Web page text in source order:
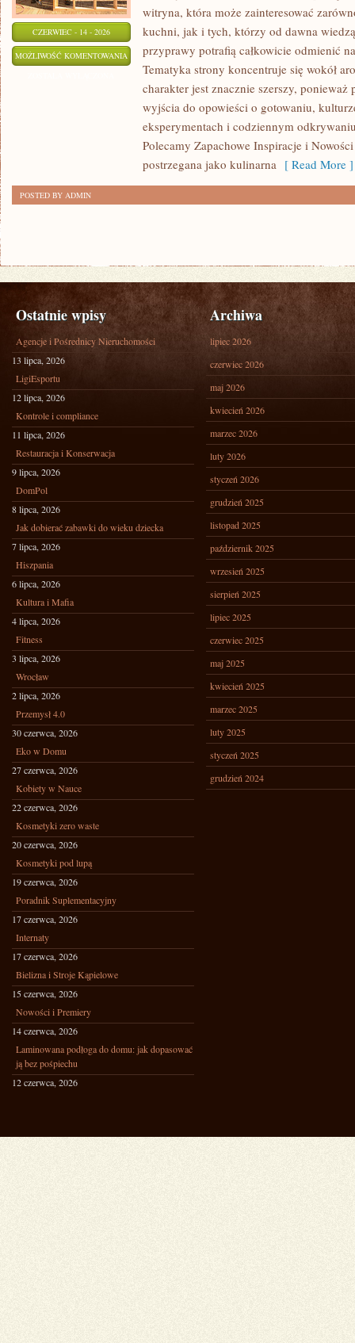
CZERWIEC - 14 - 2026
MOŻLIWOŚĆ KOMENTOWANIA NOWOŚCI
PREMIERY
witryna, która może zainteresować
kuchni, jak i tych, którzy od dawna
przyprawy potrafią całkowicie odmienić
Tematyka strony koncentruje się wokół
charakter jest znacznie szerszy,
wyjścia do opowieści o gotowaniu,
eksperymentach i codziennym
Polecamy Zapachowe Inspiracje i
postrzegana jako kulinarna [ Read More ]
POSTED BY ADMIN
Ostatnie wpisy
Agencje i Pośrednicy Nieruchomości
13 lipca, 2026
LigiEsportu
12 lipca, 2026
Kontrole i compliance
11 lipca, 2026
Restauracja i Konserwacja
9 lipca, 2026
DomPol
8 lipca, 2026
Jak dobierać zabawki do wieku dziecka
7 lipca, 2026
Hiszpania
6 lipca, 2026
Kultura i Mafia
4 lipca, 2026
Fitness
3 lipca, 2026
Wrocław
2 lipca, 2026
Przemysł 4.0
30 czerwca, 2026
Eko w Domu
27 czerwca, 2026
Kobiety w Nauce
22 czerwca, 2026
Kosmetyki zero waste
20 czerwca, 2026
Kosmetyki pod lupą
19 czerwca, 2026
Poradnik Suplementacyjny
17 czerwca, 2026
Internaty
17 czerwca, 2026
Bielizna i Stroje Kąpielowe
15 czerwca, 2026
Nowości i Premiery
14 czerwca, 2026
Laminowana podłoga do domu: jak dopasować
ją bez pośpiechu
12 czerwca, 2026
Archiwa
lipiec 2026
czerwiec 2026
maj 2026
kwiecień 2026
marzec 2026
luty 2026
styczeń 2026
grudzień 2025
listopad 2025
październik 2025
wrzesień 2025
sierpień 2025
lipiec 2025
czerwiec 2025
maj 2025
kwiecień 2025
marzec 2025
luty 2025
styczeń 2025
grudzień 2024